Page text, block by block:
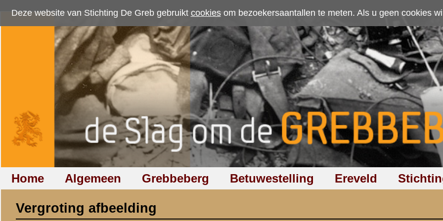
Deze website van Stichting De Greb gebruikt cookies om bezoekersaantallen te meten. Als u geen cookies wilt toestaan kunt u hier klikken Accepteer cookies
Home Grebbeberg Betuwestelling Ereveld Stichting Discussiegroep Zoeken
Vergroting afbeelding